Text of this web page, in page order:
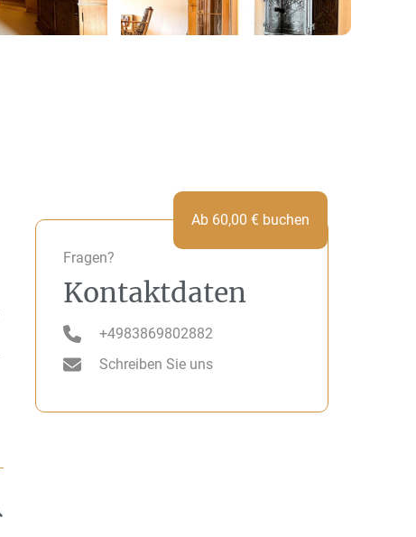
Ab 60,00 € buchen
Fragen?
Kontaktdaten
+4983869802882
Schreiben Sie uns